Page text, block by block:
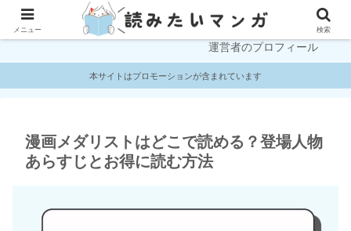
プライバシーポリシー お問い合わせ
運営者のプロフィール
本サイトはプロモーションが含まれています
漫画メダリストはどこで読める？登場人物
あらすじとお得に読む方法
メニュー 検索